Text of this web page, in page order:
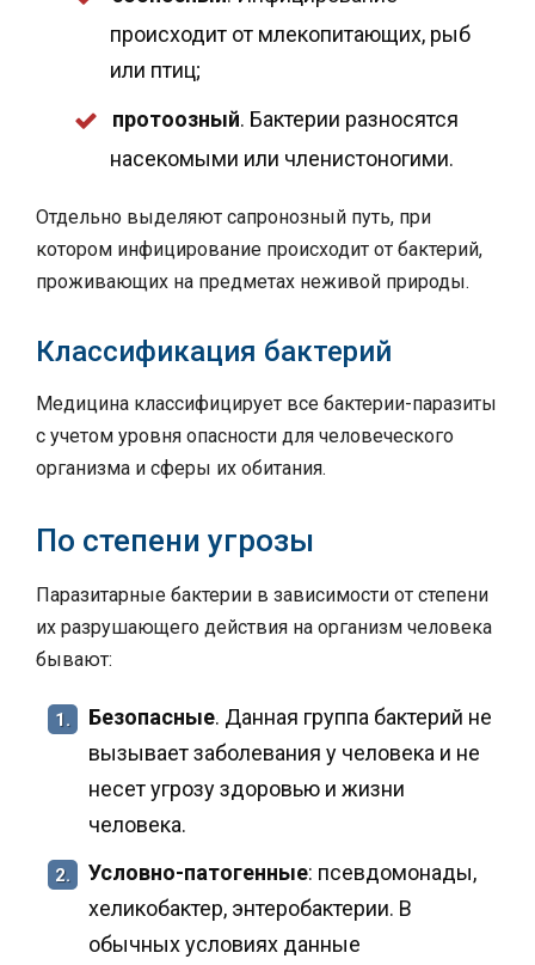
происходит от млекопитающих, рыб
или птиц;
протоозный. Бактерии разносятся
насекомыми или членистоногими.
Отдельно выделяют сапронозный путь, при
котором инфицирование происходит от бактерий,
проживающих на предметах неживой природы.
Классификация бактерий
Медицина классифицирует все бактерии-паразиты
с учетом уровня опасности для человеческого
организма и сферы их обитания.
По степени угрозы
Паразитарные бактерии в зависимости от степени
их разрушающего действия на организм человека
бывают:
1. Безопасные. Данная группа бактерий не
вызывает заболевания у человека и не
несет угрозу здоровью и жизни
человека.
2. Условно-патогенные: псевдомонады,
хеликобактер, энтеробактерии. В
обычных условиях данные